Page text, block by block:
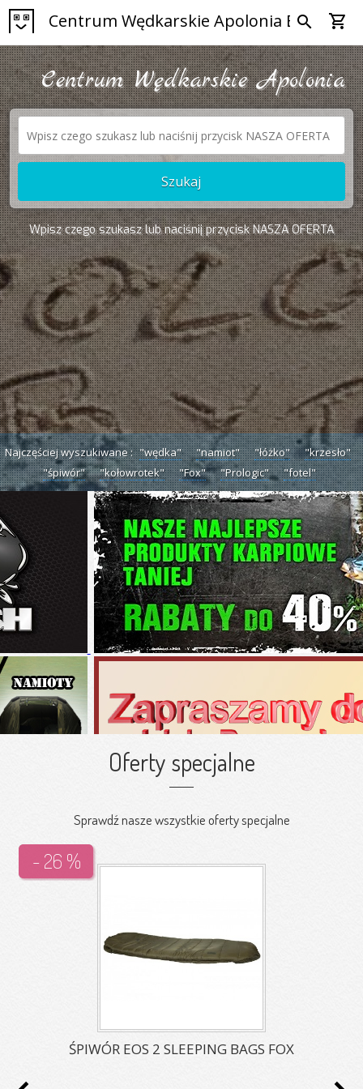
Centrum Wędkarskie Apolonia Bytom
search shopping_cart
Centrum Wędkarskie Apolonia
Szukaj
Wpisz czego szukasz lub naciśnij przycisk NASZA OFERTA
Najczęściej wyszukiwane : "wędka" "namiot" "łóżko"
"krzesło"
"śpiwór"
"kołowrotek" "Fox" "Prologic" "fotel"
Oferty specjalne
Sprawdź nasze wszystkie oferty specjalne
ŚPIWÓR EOS 2 SLEEPING BAGS FOX
- 26 %